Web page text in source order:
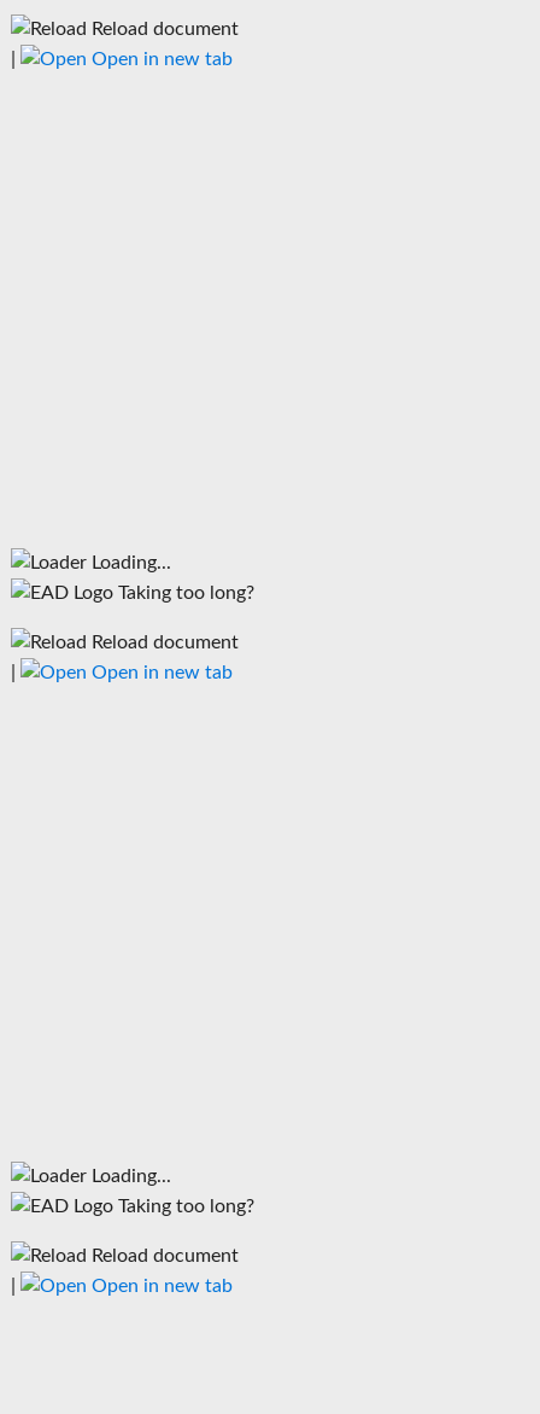
Reload document
Open in new tab
Loading...
Taking too long?
Reload document
Open in new tab
Loading...
Taking too long?
Reload document
Open in new tab